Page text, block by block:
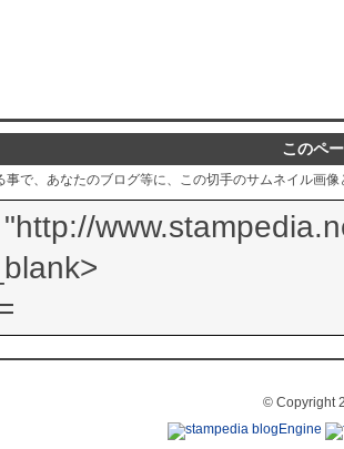
このペ
事で、あなたのブログ等に、この切手のサムネイル画
© Copyright